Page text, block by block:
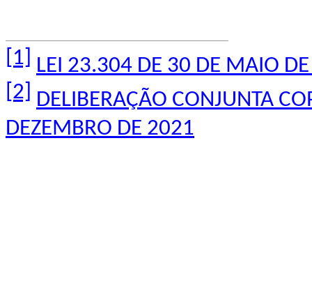
[1]
LEI 23.304 DE 30 DE MAIO
[2]
DELIBERAÇÃO CONJUNTA
DEZEMBRO DE 2021